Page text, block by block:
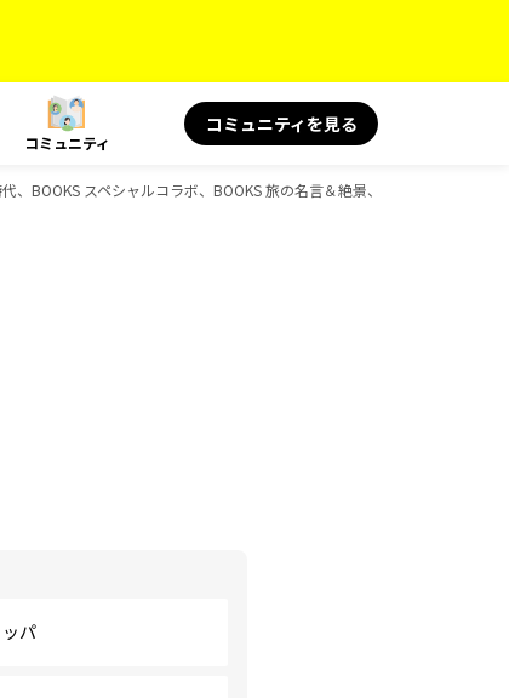
コミュニティ
コミュニティを見る
BOOKS スペシャルコラボ、BOOKS 旅の名言＆絶景、D-Booksのガイド
パ